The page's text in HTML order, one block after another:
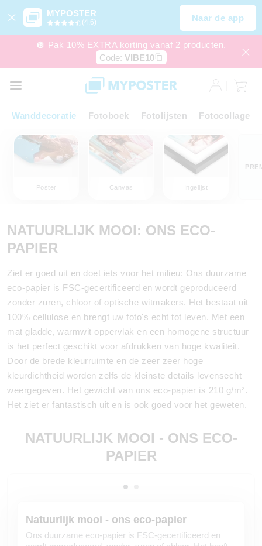
MYPOSTER
(4,6) Naar de app
🪩 Pak 10% EXTRA korting vanaf 2 producten.
Code: VIBE10
Wanddecoratie Fotoboek Fotolijsten Fotocollage
Poster Canvas Ingelijst
NATUURLIJK MOOI: ONS ECO-
PAPIER
Ziet er goed uit en doet iets voor het milieu: Ons duurzame
eco-papier is FSC-gecertificeerd en wordt geproduceerd
zonder zuren, chloor of optische witmakers. Het bestaat uit
100% cellulose en brengt uw foto's echt tot leven. Met een
mat gladde, warmwit oppervlak en een homogene structuur
is het perfect geschikt voor afdrukken van hoge kwaliteit.
Door de brede kleurruimte en de zeer zeer hoge
kleurdichtheid worden zelfs de kleinste details levensecht
weergegeven. Het gewicht van ons eco-papier is 210 g/m².
Het ziet er fantastisch uit en is ook goed voor het geweten.
NATUURLIJK MOOI - ONS ECO-
PAPIER
Natuurlijk mooi - ons eco-papier
Ons duurzame eco-papier is FSC-gecertificeerd en